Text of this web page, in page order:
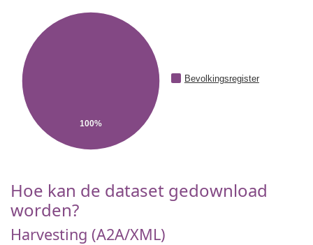
100%
Bevolkingsregister
Hoe kan de dataset gedownload
worden?
Harvesting (A2A/XML)